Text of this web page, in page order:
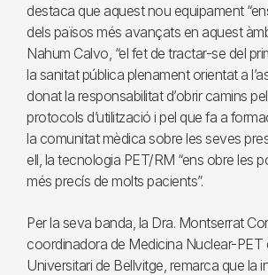
destaca que aquest nou equipament
dels països més avançats en aquest
Nahum Calvo, “el fet de tractar-se del
la sanitat pública plenament orientat a
donat la responsabilitat d’obrir camins
protocols d’utilització i pel que fa a
la comunitat mèdica sobre les seves
ell, la tecnologia PET/RM “ens obre les
més precís de molts pacients”.
Per la seva banda, la Dra. Montserrat
coordinadora de Medicina Nuclear-PET
Universitari de Bellvitge, remarca que la